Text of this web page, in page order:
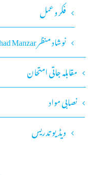
فکر و عمل
نوشاد منظر Naushad Manzar
مقابلہ جاتی امتحان
نصابی مواد
ویڈیو تدریس